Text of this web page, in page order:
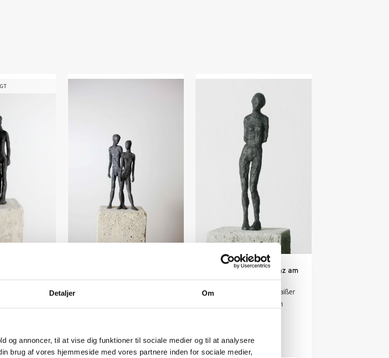
Detaljer Om
og annoncer, til at vise dig funktioner til sociale medier og til at analysere
brug af vores hjemmeside med vores partnere inden for sociale medier,
XXVIII
Abgrund XXVII
Susanne Kraisser: Tanz am
Abgrund XIX
Kunstner:
Susanne Kraißer
h 147 cm